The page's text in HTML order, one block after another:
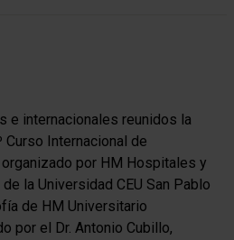
e internacionales reunidos la
Curso Internacional de
por HM Hospitales y
la Universidad CEU San Pablo
de HM Universitario
por el Dr. Antonio Cubillo,